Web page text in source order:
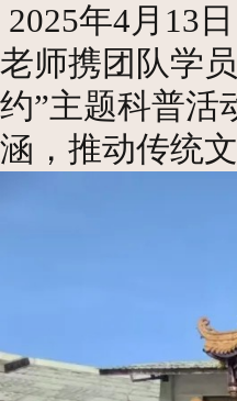
2025年4 月 13
老师携团队学
约”主题科普活
涵，推动传统